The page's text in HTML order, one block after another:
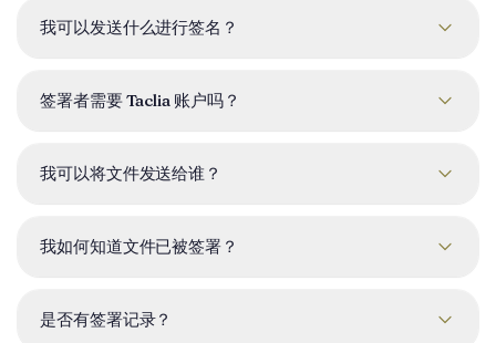
PDF，添加签名字段和签名者，分享安全链接，并跟踪每个文
我可以发送什么进行签名？
字母、日期和文本字段 — 分配给每个签署者及其所属页面。
签署者需要 Taclia 账户吗？
即可签名 — 可以手绘签名或输入姓名。您可以复制该链接以
我可以将文件发送给谁？
从您的 CRM 中提取联系人。您可以添加多个签署者，并设置
我如何知道文件已被签署？
成或已拒绝 — 并且仪表板会汇总这些状态。您可以随时重新
是否有签署记录？